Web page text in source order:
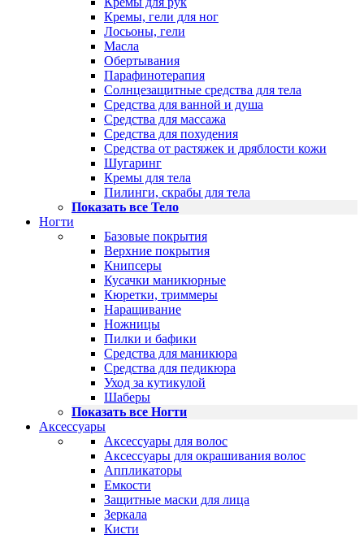
Кремы, гели для ног
Лосьоны, гели
Масла
Обертывания
Парафинотерапия
Солнцезащитные средства для тела
Средства для ванной и душа
Средства для массажа
Средства для похудения
Средства от растяжек и дряблости кожи
Шугаринг
Кремы для тела
Пилинги, скрабы для тела
Показать все Тело
Ногти
Базовые покрытия
Верхние покрытия
Книпсеры
Кусачки маникюрные
Кюретки, триммеры
Наращивание
Ножницы
Пилки и бафики
Средства для маникюра
Средства для педикюра
Уход за кутикулой
Шаберы
Показать все Ногти
Аксессуары
Аксессуары для волос
Аксессуары для окрашивания волос
Аппликаторы
Емкости
Защитные маски для лица
Зеркала
Кисти